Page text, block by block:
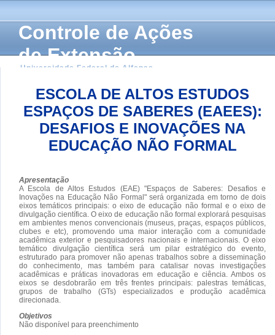
Controle de Ações
de Extensão
Universidade Federal de Alfenas
ESCOLA DE ALTOS ESTUDOS
ESPAÇOS DE SABERES (EAEES):
DESAFIOS E INOVAÇÕES NA
EDUCAÇÃO NÃO FORMAL
Apresentação
A Escola de Altos Estudos (EAE) "Espaços de Saberes: Desafios e
Inovações na Educação Não Formal" será organizada em torno de dois
eixos temáticos principais: o eixo de educação não formal e o eixo de
divulgação científica. O eixo de educação não formal explorará pesquisas
em ambientes menos convencionais (museus, praças, espaços públicos,
clubes e etc), promovendo uma maior interação com a comunidade
acadêmica exterior e pesquisadores nacionais e internacionais. O eixo
temático divulgação científica será um pilar estratégico do evento,
estruturado para promover não apenas trabalhos sobre a disseminação
do conhecimento, mas também para catalisar novas investigações
acadêmicas e práticas inovadoras em educação e ciência. Ambos os
eixos se desdobrarão em três frentes principais: palestras temáticas,
grupos de trabalho (GTs) especializados e produção acadêmica
direcionada.
Objetivos
Não disponível para preenchimento